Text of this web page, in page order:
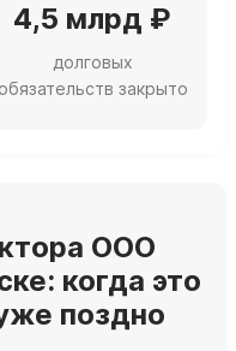
4,5 млрд ₽
долговых
обязательств закрыто
ООО
когда это
поздно